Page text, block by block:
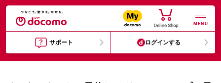
MENU
サポート ログインする